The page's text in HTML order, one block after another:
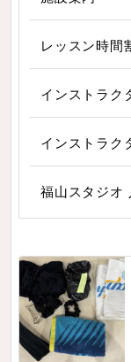
レッスン時間
インストラク
インストラク
福山スタジオ